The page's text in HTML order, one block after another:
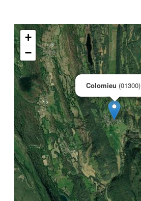
Colomieu (01300)
+
−